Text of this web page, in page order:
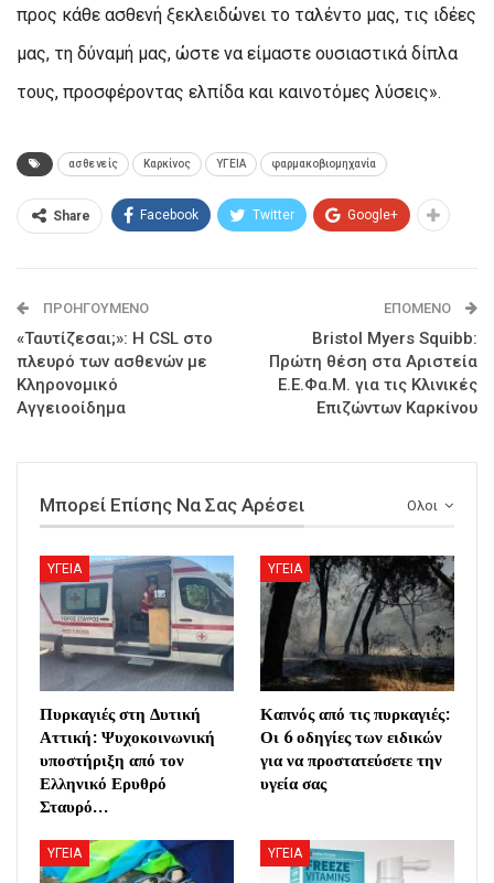
προς κάθε ασθενή ξεκλειδώνει το ταλέντο μας, τις ιδέες
μας, τη δύναμή μας, ώστε να είμαστε ουσιαστικά δίπλα
τους, προσφέροντας ελπίδα και καινοτόμες λύσεις».
ασθενείς Καρκίνος ΥΓΕΙΑ φαρμακοβιομηχανία
Share Facebook Twitter Google+
ΠΡΟΗΓΟΎΜΕΝΟ
«Ταυτίζεσαι;»: Η CSL στο
πλευρό των ασθενών με
Κληρονομικό
Αγγειοοίδημα
ΕΠΌΜΕΝΟ
Bristol Myers Squibb:
Πρώτη θέση στα Αριστεία
Ε.Ε.Φα.Μ. για τις Κλινικές
Επιζώντων Καρκίνου
Ολοι
Μπορεί Επίσης Να Σας Αρέσει
ΥΓΕΙΑ
Πυρκαγιές στη Δυτική
Αττική: Ψυχοκοινωνική
υποστήριξη από τον
Ελληνικό Ερυθρό
Σταυρό…
ΥΓΕΙΑ
Καπνός από τις πυρκαγιές:
Οι 6 οδηγίες των ειδικών
για να προστατεύσετε την
υγεία σας
ΥΓΕΙΑ ΥΓΕΙΑ